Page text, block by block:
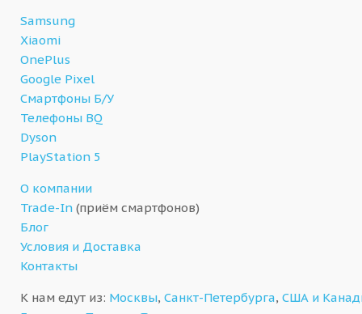
Samsung
Xiaomi
OnePlus
Google Pixel
Смартфоны Б/У
Телефоны BQ
Dyson
PlayStation 5
О компании
Trade-In (приём смартфонов)
Блог
Условия и Доставка
Контакты
К нам едут из: Москвы, Санкт-Петербурга, США и